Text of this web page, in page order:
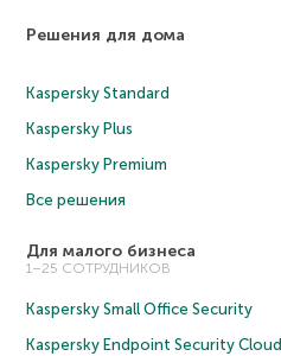
Решения для дома
Kaspersky Standard
Kaspersky Plus
Kaspersky Premium
Все решения
Для малого бизнеса
1–25 СОТРУДНИКОВ
Kaspersky Small Office Security
Kaspersky Endpoint Security Cloud